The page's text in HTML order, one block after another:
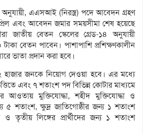
এএসআই (নিরস্ত্র) পদে আবেদন গ্রহণ
এবং আবেদন জমার সময়সীমা শেষ হয়েছে
জাতীয় বেতন স্কেলের গ্রেড-১৪ অনুযায়ী
বেতন পাবেন। পাশাপাশি প্রশিক্ষণকালীন
ভাতা প্রদান করা হবে।
জনকে নিয়োগ দেওয়া হবে। এর মধ্যে
এবং ৭ শতাংশ পদ বিভিন্ন কোটার মাধ্যমে
মুক্তিযোদ্ধা, শহীদ মুক্তিযোদ্ধা ও
৫ শতাংশ, ক্ষুদ্র জাতিগোষ্ঠীর জন্য ১ শতাংশ
ও তৃতীয় লিঙ্গের প্রার্থীদের জন্য ১ শতাংশ